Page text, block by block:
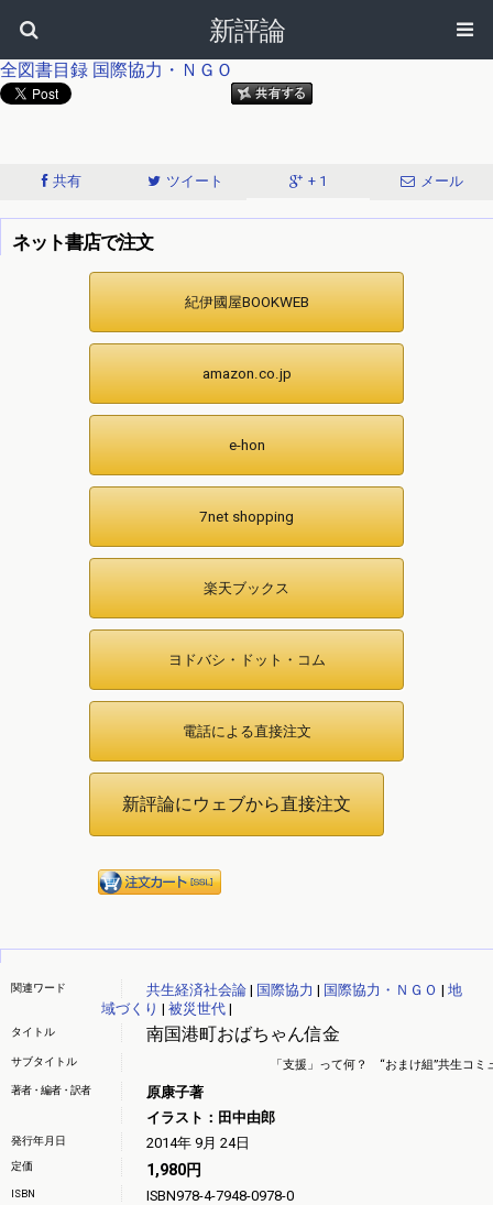
新評論
全図書目録 国際協力・ＮＧＯ
共有 ツイート + 1 メール
ネット書店で注文
紀伊國屋BOOKWEB
amazon.co.jp
e-hon
7net shopping
楽天ブックス
ヨドバシ・ドット・コム
電話による直接注文
関連ワード 共生経済社会論| 国際協力 | 国際協力・ＮＧＯ | 地
域づくり | 被災世代|
南国港町おばちゃん信金
タイトル
サブタイトル 「支援」って何？ “おまけ組”共生コミ
著者・編者・訳者
原康子著
イラスト：田中由郎
発行年月日 2014年 9月 24日
定価 1,980円
ISBN ISBN978-4-7948-0978-0